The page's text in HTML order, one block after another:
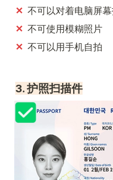
✕ 不可以对着电脑屏
✕ 不可使用模糊照片
✕ 不可以用手机自拍
3. 护照扫描件